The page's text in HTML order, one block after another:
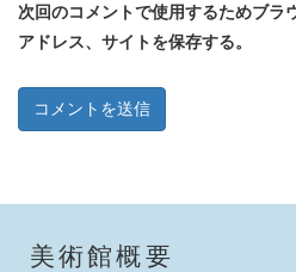
次回のコメントで使用するためブラ
アドレス、サイトを保存する。
美術館概要